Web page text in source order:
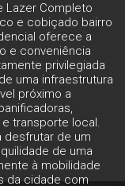
Lazer Completo
e cobiçado bairro
oferece a
e conveniência
privilegiada
uma infraestrutura
próximo a
transporte local.
desfrutar de um
de uma
à mobilidade
da cidade com